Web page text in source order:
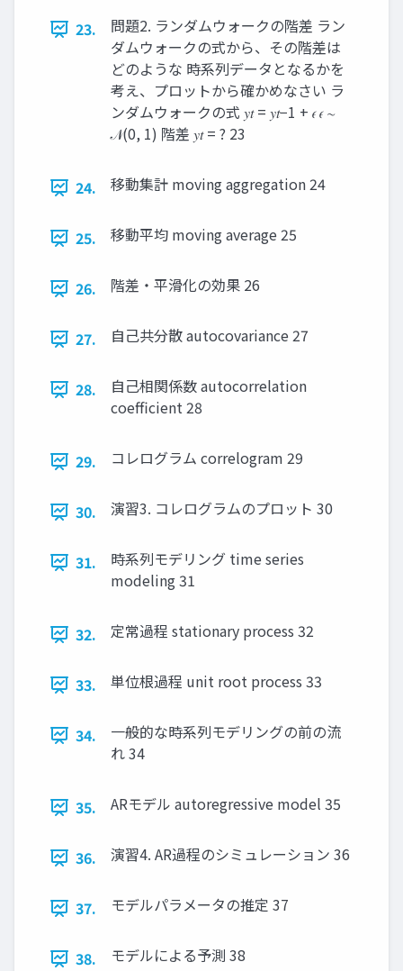
23.
問題2. ランダムウォークの階差 ラン
ダムウォークの式から、その階差は
どのような 時系列データとなるかを
考え、プロットから確かめなさい ラ
ンダムウォークの式 𝑦𝑡 = 𝑦𝑡−1 + 𝜖 𝜖 ∼
𝒩(0, 1) 階差 𝑦𝑡 = ? 23
24. 移動集計 moving aggregation 24
25. 移動平均 moving average 25
26. 階差・平滑化の効果 26
27. 自己共分散 autocovariance 27
28.
自己相関係数 autocorrelation
coefficient 28
29. コレログラム correlogram 29
30. 演習3. コレログラムのプロット 30
31.
時系列モデリング time series
modeling 31
32. 定常過程 stationary process 32
33. 単位根過程 unit root process 33
34.
一般的な時系列モデリングの前の流
れ 34
35. ARモデル autoregressive model 35
36. 演習4. AR過程のシミュレーション 36
37. モデルパラメータの推定 37
38. モデルによる予測 38